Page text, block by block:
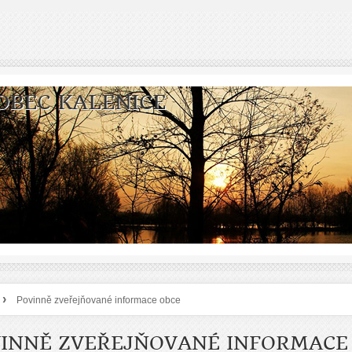
KALENICE
› Povinně zveřejňované informace obce
ZVEŘEJŇOVANÉ INFORMACE